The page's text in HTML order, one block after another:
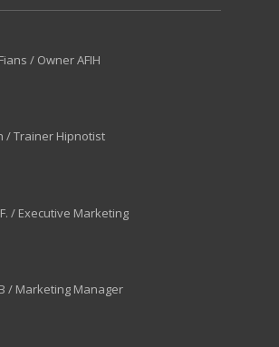
/ Owner AFIH
/ Trainer Hipnotist
/ Executive Marketing
/ Marketing Manager